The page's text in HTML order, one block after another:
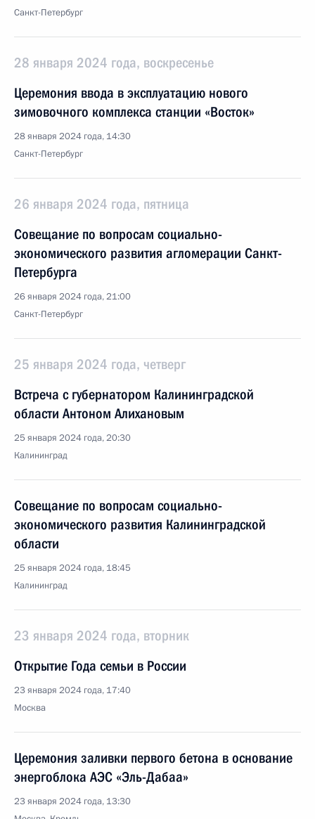
Санкт-Петербург
28 января 2024 года, воскресенье
Церемония ввода в эксплуатацию нового
зимовочного комплекса станции «Восток»
28 января 2024 года, 14:30
Санкт-Петербург
26 января 2024 года, пятница
Совещание по вопросам социально-
экономического развития агломерации Санкт-
Петербурга
26 января 2024 года, 21:00
Санкт-Петербург
25 января 2024 года, четверг
Встреча с губернатором Калининградской
области Антоном Алихановым
25 января 2024 года, 20:30
Калининград
Совещание по вопросам социально-
экономического развития Калининградской
области
25 января 2024 года, 18:45
Калининград
23 января 2024 года, вторник
Открытие Года семьи в России
23 января 2024 года, 17:40
Москва
Церемония заливки первого бетона в основание
энергоблока АЭС «Эль-Дабаа»
23 января 2024 года, 13:30